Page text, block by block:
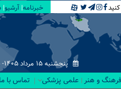
خبرنامه آرشیو
پنجشنبه ۱۵ مرداد ۱۴۰۵-
فرهنگ و هنر علمی پزشکی تماس با ما